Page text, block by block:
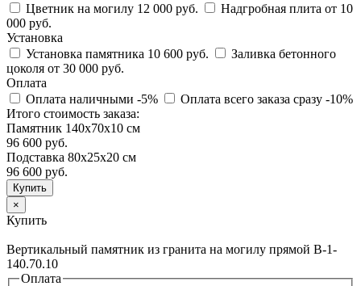
Цветник на могилу 12 000 руб. Надгробная плита от 10
000 руб.
Установка
Установка памятника 10 600 руб.
Заливка бетонного
цоколя от 30 000 руб.
Оплата
Оплата наличными -5% Оплата всего заказа сразу -10%
Итого стоимость заказа:
Памятник 140х70х10 см
96 600 руб.
Подставка 80х25х20 см
96 600 руб.
×
Купить
Вертикальный памятник из гранита на могилу прямой В-1-
140.70.10
Оплата